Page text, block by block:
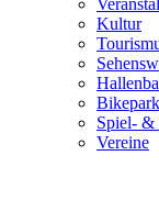
Kultur
Bikepark
Spiel- &
Vereine